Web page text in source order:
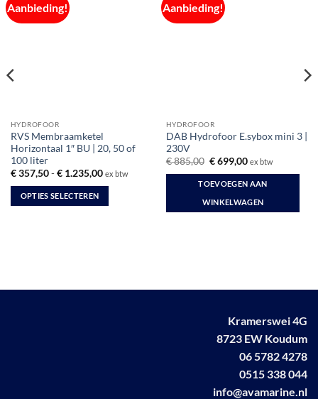
Aanbieding!
HYDROFOOR
RVS Membraamketel
Horizontaal 1″ BU | 20, 50 of
100 liter
€357,50 - €1.235,00Prijsklasse:
ex btw
OPTIES SELECTEREN
Aanbieding!
HYDROFOOR
DAB Hydrofoor E.sybox mini 3 |
230V
€885,00 Oorspronkelijke
was:
€ 885,00.
€699,00Huidige
is:
€ 699,00.
ex btw
TOEVOEGEN AAN
WINKELWAGEN
Kramerswei 4G
8723 EW Koudum
06 5782 4278
0515 338 044
info@avamarine.nl